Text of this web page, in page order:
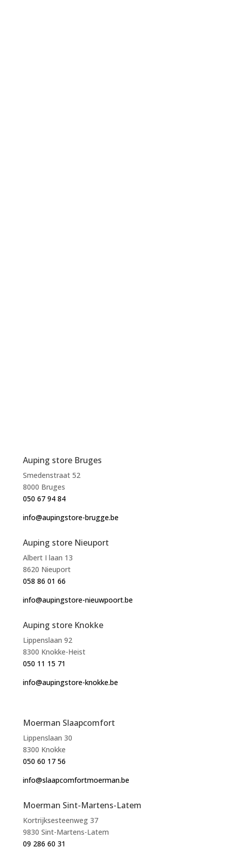
Auping store Bruges
Smedenstraat 52
8000 Bruges
050 67 94 84
info@aupingstore-brugge.be
Auping store Nieuport
Albert I laan 13
8620 Nieuport
058 86 01 66
info@aupingstore-nieuwpoort.be
Auping store Knokke
Lippenslaan 92
8300 Knokke-Heist
050 11 15 71
info@aupingstore-knokke.be
Moerman Slaapcomfort
Lippenslaan 30
8300 Knokke
050 60 17 56
info@slaapcomfortmoerman.be
Moerman Sint-Martens-Latem
Kortrijksesteenweg 37
9830 Sint-Martens-Latem
09 286 60 31